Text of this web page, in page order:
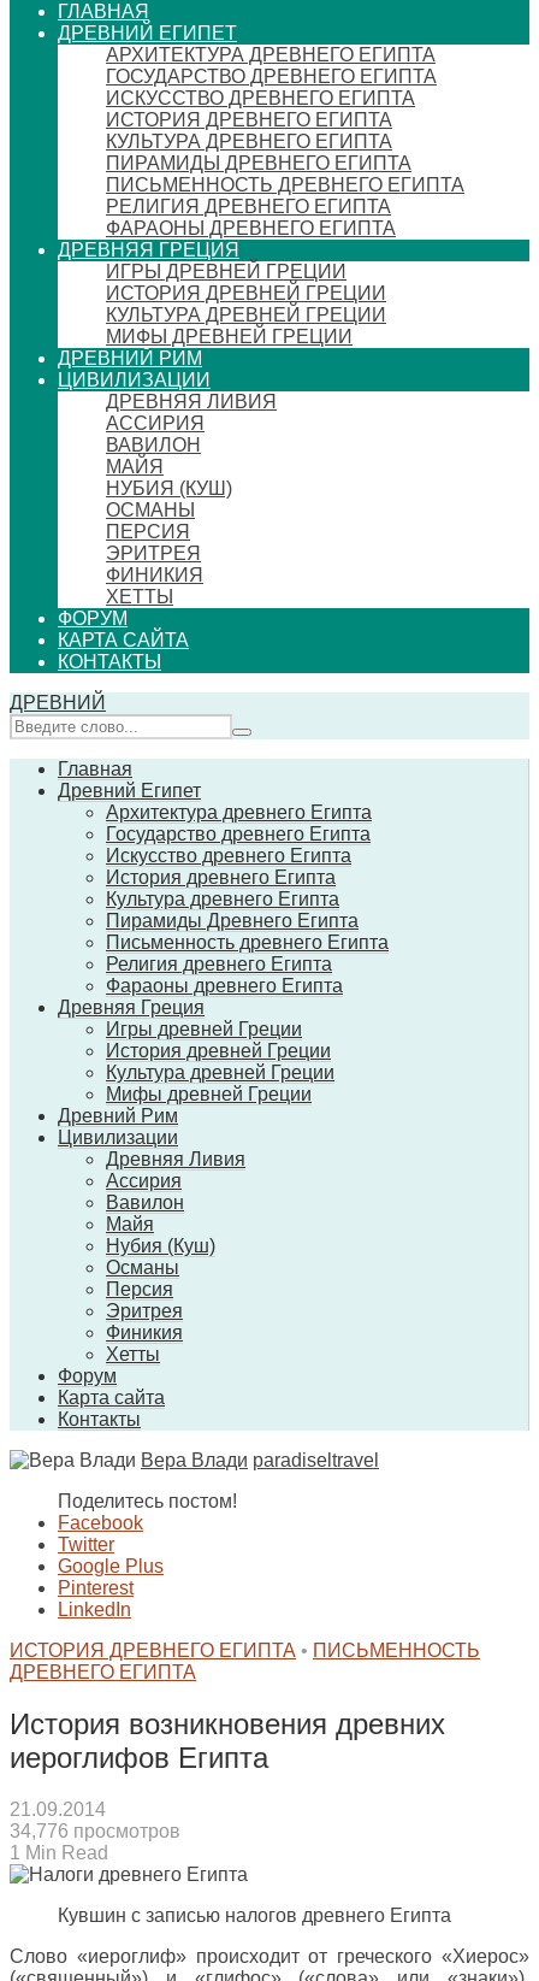
ГЛАВНАЯ
ДРЕВНИЙ ЕГИПЕТ
АРХИТЕКТУРА ДРЕВНЕГО ЕГИПТА
ГОСУДАРСТВО ДРЕВНЕГО ЕГИПТА
ИСКУССТВО ДРЕВНЕГО ЕГИПТА
ИСТОРИЯ ДРЕВНЕГО ЕГИПТА
КУЛЬТУРА ДРЕВНЕГО ЕГИПТА
ПИРАМИДЫ ДРЕВНЕГО ЕГИПТА
ПИСЬМЕННОСТЬ ДРЕВНЕГО ЕГИПТА
РЕЛИГИЯ ДРЕВНЕГО ЕГИПТА
ФАРАОНЫ ДРЕВНЕГО ЕГИПТА
ДРЕВНЯЯ ГРЕЦИЯ
ИГРЫ ДРЕВНЕЙ ГРЕЦИИ
ИСТОРИЯ ДРЕВНЕЙ ГРЕЦИИ
КУЛЬТУРА ДРЕВНЕЙ ГРЕЦИИ
МИФЫ ДРЕВНЕЙ ГРЕЦИИ
ДРЕВНИЙ РИМ
ЦИВИЛИЗАЦИИ
ДРЕВНЯЯ ЛИВИЯ
АССИРИЯ
ВАВИЛОН
МАЙЯ
НУБИЯ (КУШ)
ОСМАНЫ
ПЕРСИЯ
ЭРИТРЕЯ
ФИНИКИЯ
ХЕТТЫ
ФОРУМ
КАРТА САЙТА
КОНТАКТЫ
ДРЕВНИЙ
Главная
Древний Египет
Архитектура древнего Египта
Государство древнего Египта
Искусство древнего Египта
История древнего Египта
Культура древнего Египта
Пирамиды Древнего Египта
Письменность древнего Египта
Религия древнего Египта
Фараоны древнего Египта
Древняя Греция
Игры древней Греции
История древней Греции
Культура древней Греции
Мифы древней Греции
Древний Рим
Цивилизации
Древняя Ливия
Ассирия
Вавилон
Майя
Нубия (Куш)
Османы
Персия
Эритрея
Финикия
Хетты
Форум
Карта сайта
Контакты
Вера Влади paradiseltravel
Поделитесь постом!
Facebook
Twitter
Google Plus
Pinterest
LinkedIn
ИСТОРИЯ ДРЕВНЕГО ЕГИПТА • ПИСЬМЕННОСТЬ
ДРЕВНЕГО ЕГИПТА
История возникновения древних
иероглифов Египта
21.09.2014
34,776 просмотров
1 Min Read
Кувшин с записью налогов древнего Египта
Слово «иероглиф» происходит от греческого «Хиерос»